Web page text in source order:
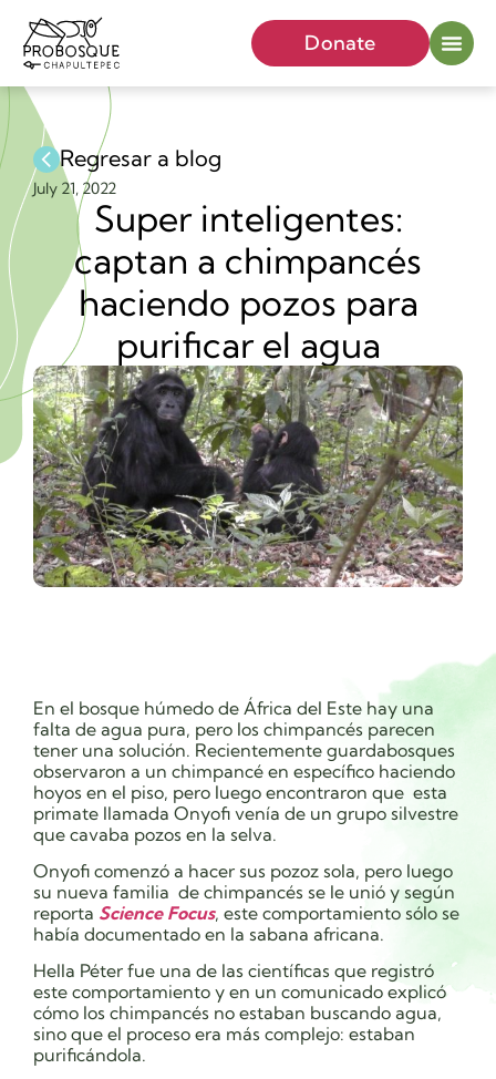
Donate
Regresar a blog
July 21, 2022
Super inteligentes:
captan a chimpancés
haciendo pozos para
purificar el agua
En el bosque húmedo de África del Este hay una
falta de agua pura, pero los chimpancés parecen
tener una solución. Recientemente guardabosques
observaron a un chimpancé en específico haciendo
hoyos en el piso, pero luego encontraron que esta
primate llamada Onyofi venía de un grupo silvestre
que cavaba pozos en la selva.
Onyofi comenzó a hacer sus pozoz sola, pero luego
su nueva familia de chimpancés se le unió y según
reporta Science Focus, este comportamiento sólo se
había documentado en la sabana africana.
Hella Péter fue una de las científicas que registró
este comportamiento y en un comunicado explicó
cómo los chimpancés no estaban buscando agua,
sino que el proceso era más complejo: estaban
purificándola.